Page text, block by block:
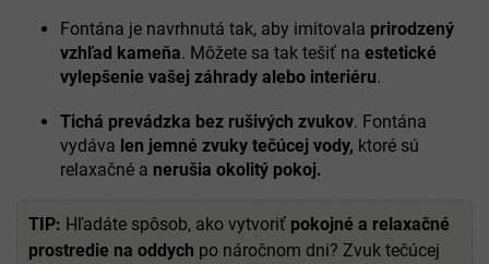
Fontána je navrhnutá tak, aby imitovala prirodzený
vzhľad kameňa. Môžete sa tak tešiť na estetické
vylepšenie vašej záhrady alebo interiéru.
Tichá prevádzka bez rušivých zvukov. Fontána
vydáva len jemné zvuky tečúcej vody, ktoré sú
relaxačné a nerušia okolitý pokoj.
TIP: Hľadáte spôsob, ako vytvoriť pokojné a relaxačné
prostredie na oddych po náročnom dni? Zvuk tečúcej